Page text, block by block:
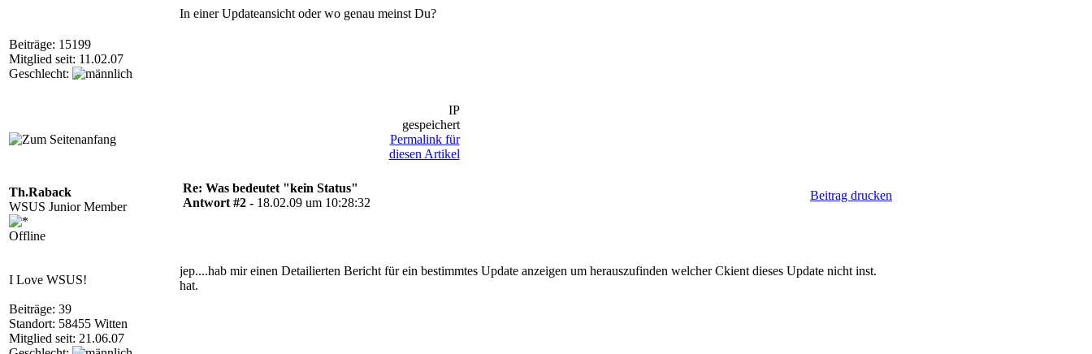
Beiträge: 15199
Mitglied seit: 11.02.07
Geschlecht:
In einer Updateansicht oder wo genau meinst Du?
IP
gespeichert
Permalink für
diesen Artikel
Th.Raback
WSUS Junior Member
Offline
I Love WSUS!
Beiträge: 39
Standort: 58455 Witten
Mitglied seit: 21.06.07
Re: Was bedeutet "kein Status"
Antwort #2 - 18.02.09 um 10:28:32
Beitrag drucken
jep....hab mir einen Detailierten Bericht für ein bestimmtes Update anzeigen um herauszufinden welcher Ckient dieses Update nicht inst.
hat.